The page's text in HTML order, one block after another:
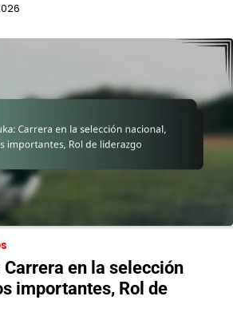
en la selección
importantes, Rol de